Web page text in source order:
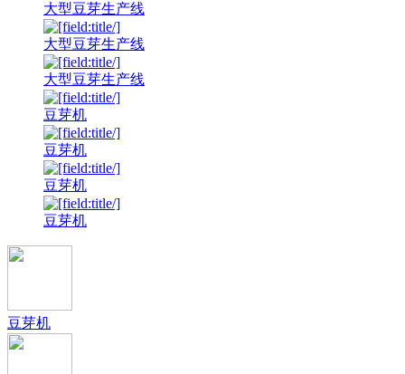
大型豆芽生产线
大型豆芽生产线
大型豆芽生产线
豆芽机
豆芽机
豆芽机
豆芽机
豆芽机